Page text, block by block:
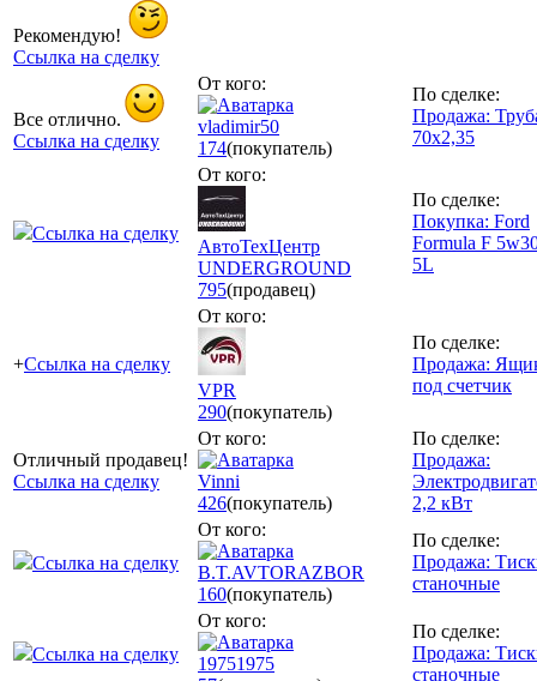
Рекомендую!
Ссылка на сделку
Все отлично.
Ссылка на сделку
От кого:
vladimir50
174(покупатель)
По сделке:
Продажа:
70х2,35
Ссылка на сделку
От кого:
АвтоТехЦентр
UNDERGROUND
795(продавец)
По сделке:
Покупка: Ford
Formula F
5L
+Ссылка на сделку
От кого:
VPR
290(покупатель)
По сделке:
Продажа:
под счетчик
Отличный продавец!
Ссылка на сделку
От кого:
Vinni
426(покупатель)
По сделке:
Продажа:
2,2 кВт
Ссылка на сделку
От кого:
B.T.AVTORAZBOR
160(покупатель)
По сделке:
Продажа:
станочные
Ссылка на сделку
От кого:
19751975
По сделке:
Продажа:
станочные